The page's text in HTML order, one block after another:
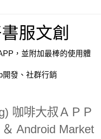
服文創
，並附加最棒的使用體
開發、社群行銷
咖啡大叔ＡＰＰ
Android Market